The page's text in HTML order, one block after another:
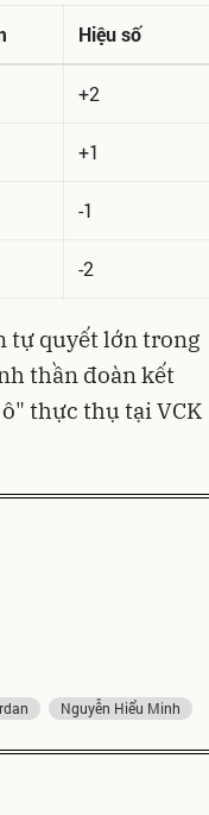
Hiệu số
+2
+1
-1
-2
tự quyết lớn trong
thần đoàn kết
thực thụ tại VCK
Nguyễn Hiểu Minh